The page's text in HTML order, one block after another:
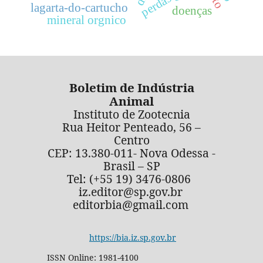
lagarta-do-cartucho
mineral orgnico
doenças
Boletim de Indústria
Animal
Instituto de Zootecnia
Rua Heitor Penteado, 56 –
Centro
CEP: 13.380-011- Nova Odessa -
Brasil – SP
Tel: (+55 19) 3476-0806
iz.editor@sp.gov.br
editorbia@gmail.com
https://bia.iz.sp.gov.br
ISSN Online: 1981-4100